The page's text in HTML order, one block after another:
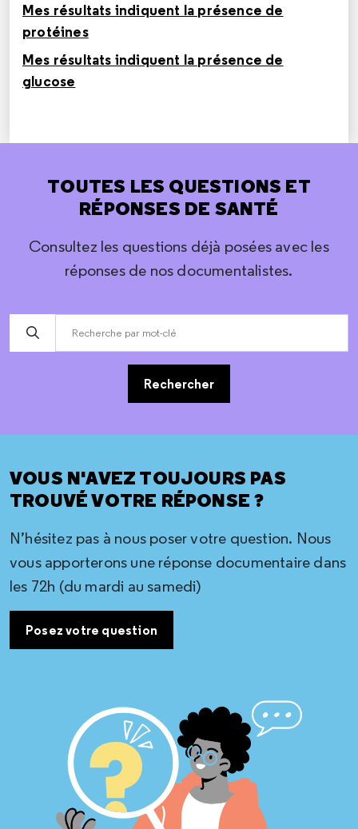
Mes résultats indiquent la présence de
protéines
Mes résultats indiquent la présence de
glucose
TOUTES LES QUESTIONS ET
RÉPONSES DE SANTÉ
Consultez les questions déjà posées avec les
réponses de nos documentalistes.
Rechercher
VOUS N'AVEZ TOUJOURS PAS
TROUVÉ VOTRE RÉPONSE ?
N’hésitez pas à nous poser votre question. Nous
vous apporterons une réponse documentaire dans
les 72h (du mardi au samedi)
Posez votre question